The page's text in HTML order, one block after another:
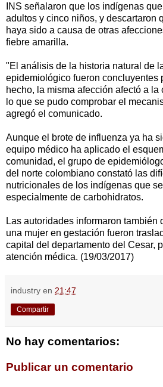
INS señalaron que los indígenas
adultos y cinco niños, y descartaron
haya sido a causa de otras
fiebre amarilla.
"El análisis de la historia natural de
epidemiológico fueron concluyentes
hecho, la misma afección afectó a
lo que se pudo comprobar el
agregó el comunicado.
Aunque el brote de influenza ya ha
equipo médico ha aplicado el
comunidad, el grupo de
del norte colombiano constató las
nutricionales de los indígenas que
especialmente de carbohidratos.
Las autoridades informaron también
una mujer en gestación fueron
capital del departamento del Cesar,
atención médica. (19/03/2017)
industry en 21:47
Compartir
No hay comentarios:
Publicar un comentario